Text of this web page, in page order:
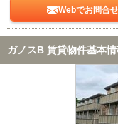
Webでお問合せ
ガノスB 賃貸物件基本情